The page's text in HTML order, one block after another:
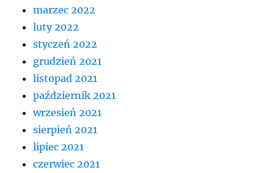
marzec 2022
luty 2022
styczeń 2022
grudzień 2021
listopad 2021
październik 2021
wrzesień 2021
sierpień 2021
lipiec 2021
czerwiec 2021